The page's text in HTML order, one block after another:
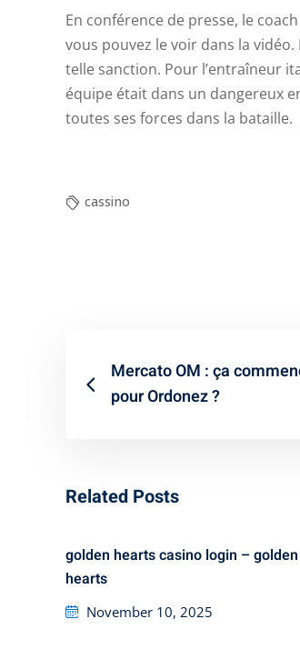
En conférence de presse, le
vous pouvez le voir dans la
telle sanction. Pour l’entraîneur
équipe était dans un dangereux
toutes ses forces dans la bataille.
cassino
Mercato OM : ça
pour Ordonez ?
Related Posts
golden hearts casino login – golden
hearts
Posted
November 10, 2025